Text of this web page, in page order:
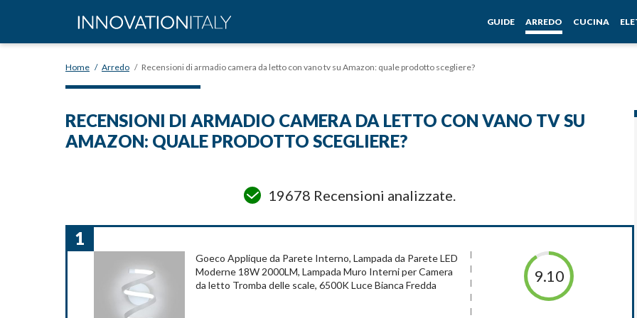
GUIDE ARREDO CUCINA
Home / Arredo / Recensioni di armadio camera da letto con vano tv su Amazon: quale prodotto scegliere?
RECENSIONI DI ARMADIO CAMERA DA LETTO CON VANO TV SU
AMAZON: QUALE PRODOTTO SCEGLIERE?
19678 Recensioni analizzate.
1
Goeco Applique da Parete Interno, Lampada da Parete LED
Moderne 18W 2000LM, Lampada Muro Interni per Camera
da letto Tromba delle scale, 6500K Luce Bianca Fredda
9.10